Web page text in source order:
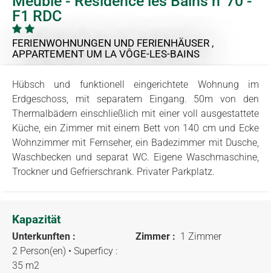
F1 RDC
FERIENWOHNUNGEN UND FERIENHÄUSER ,
APPARTEMENT UM LA VÔGE-LES-BAINS
Hübsch und funktionell eingerichtete Wohnung im
Erdgeschoss, mit separatem Eingang. 50m von den
Thermalbädern einschließlich mit einer voll ausgestattete
Küche, ein Zimmer mit einem Bett von 140 cm und Ecke
Wohnzimmer mit Fernseher, ein Badezimmer mit Dusche,
Waschbecken und separat WC. Eigene Waschmaschine,
Trockner und Gefrierschrank. Privater Parkplatz.
Kapazität
Unterkunften :
2 Person(en) • Superficy :
35 m2
Zimmer : 1 Zimmer